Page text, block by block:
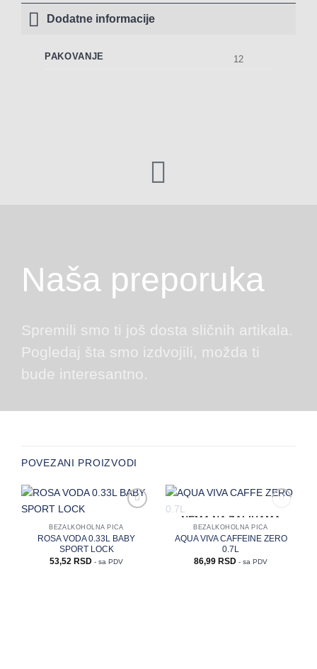
Dodatne informacije
PAKOVANJE 12
Naša preporuka
Spremili smo ti još dosta sličnih artikala.
Pogledaj šta smo izdvojili, možda ti
bude interesantno.
POVEZANI PROIZVODI
artikal
BEZALKOHOLNA PIĆA
ROSA VODA 0.33L BABY
SPORT LOCK
53,52 RSD - sa PDV
Zaprati
artikal
NEMA NA ZALIHAMA
BEZALKOHOLNA PIĆA
AQUA VIVA CAFFEINE ZERO
0.7L
86,99 RSD - sa PDV